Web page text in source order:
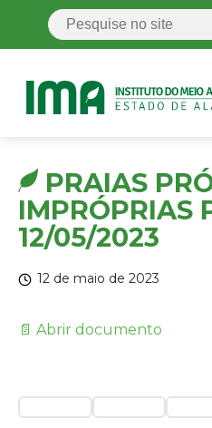
PRAIAS
IMPRÓPRIAS
12/05/2023
12 de maio de 2023
📄 Abrir documento